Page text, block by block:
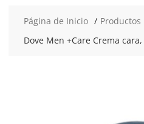
Página de Inicio
Productos
Dove Men +Care Crema